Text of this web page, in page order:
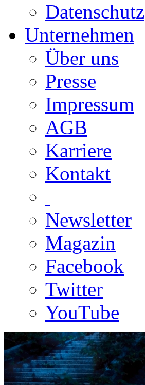
Datenschutz
Unternehmen
Über uns
Presse
Impressum
AGB
Karriere
Kontakt
Newsletter
Magazin
Facebook
Twitter
YouTube